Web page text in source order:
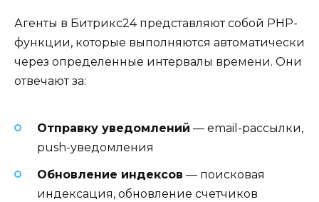
Агенты в Битрикс24 представляют собой PHP-
функции, которые выполняются автоматически
через определенные интервалы времени. Они
отвечают за:
Отправку уведомлений — email-рассылки,
push-уведомления
Обновление индексов — поисковая
индексация, обновление счетчиков